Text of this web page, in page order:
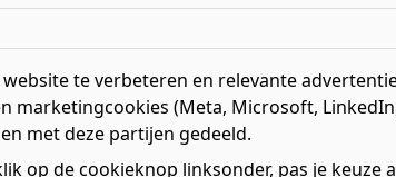
wijzigingen.
Niveau 3 - Vak
te verbeteren en relevante
marketingcookies (Meta, Microsoft,
met deze partijen gedeeld.
op de cookieknop linksonder, pas je keuze